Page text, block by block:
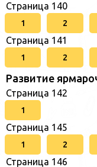
Страница 140
1 2
Страница 141
1 2
Развитие
Страница 142
1
Страница 145
1 2
Страница 146